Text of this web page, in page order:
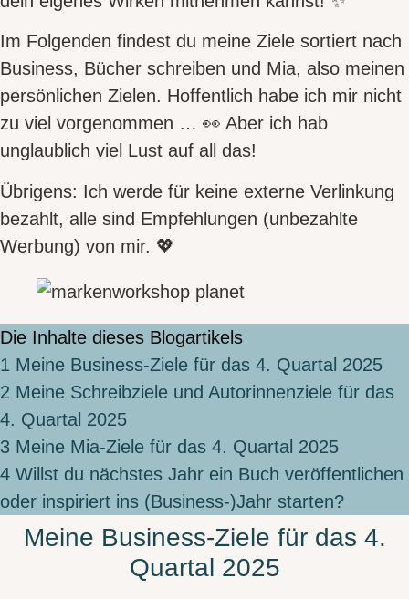
Im Folgenden findest du meine Ziele sortiert nach
Business, Bücher schreiben und Mia, also meinen
persönlichen Zielen. Hoffentlich habe ich mir nicht
zu viel vorgenommen … 👀 Aber ich hab
unglaublich viel Lust auf all das!
Übrigens: Ich werde für keine externe Verlinkung
bezahlt, alle sind Empfehlungen (unbezahlte
Werbung) von mir. 💖
Die Inhalte dieses Blogartikels
1 Meine Business-Ziele für das 4. Quartal 2025
2 Meine Schreibziele und Autorinnenziele für das
4. Quartal 2025
3 Meine Mia-Ziele für das 4. Quartal 2025
4 Willst du nächstes Jahr ein Buch veröffentlichen
oder inspiriert ins (Business-)Jahr starten?
Meine Business-Ziele für das 4.
Quartal 2025